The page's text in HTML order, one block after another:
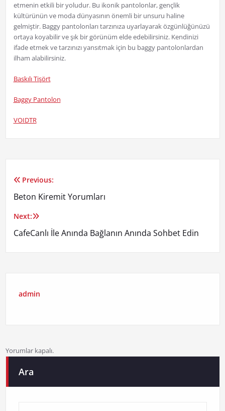
etmenin etkili bir yoludur. Bu ikonik pantolonlar, gençlik
kültürünün ve moda dünyasının önemli bir unsuru haline
gelmiştir. Baggy pantolonları tarzınıza uyarlayarak özgünlüğünüzü
ortaya koyabilir ve şık bir görünüm elde edebilirsiniz. Kendinizi
ifade etmek ve tarzınızı yansıtmak için bu baggy pantolonlardan
ilham alabilirsiniz.
Baskılı Tişört
Baggy Pantolon
VOIDTR
Yazı
gezinmesi
Previous:
Beton Kiremit Yorumları
Next:
CafeCanlı İle Anında Bağlanın Anında Sohbet Edin
admin
Yorumlar kapalı.
Ara